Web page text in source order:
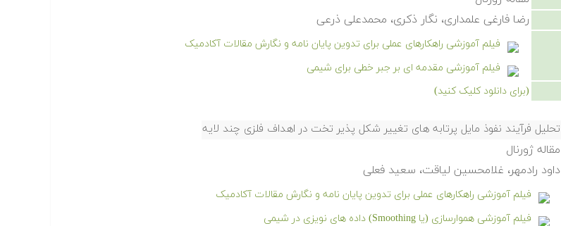
رضا فارغی علمداری، نگار ذکری، محمدعلی ذرعی
فیلم آموزشی راهکارهای عملی برای تدوین پایان نامه و نگارش مقالات آکادمیک
فیلم آموزشی مقدمه ای بر جبر خطی برای شیمی
(برای دانلود کلیک کنید)
تحلیل فرآیند نفوذ مایل پرتابه های تغییر شکل پذیر تخت در اهداف فلزی چند لایه
مقاله ژورنال
داود رادمهر، غلامحسین لیاقت، سعید فعلی
فیلم آموزشی راهکارهای عملی برای تدوین پایان نامه و نگارش مقالات آکادمیک
فیلم آموزشی هموارسازی (یا Smoothing) داده های نویزی در شیمی